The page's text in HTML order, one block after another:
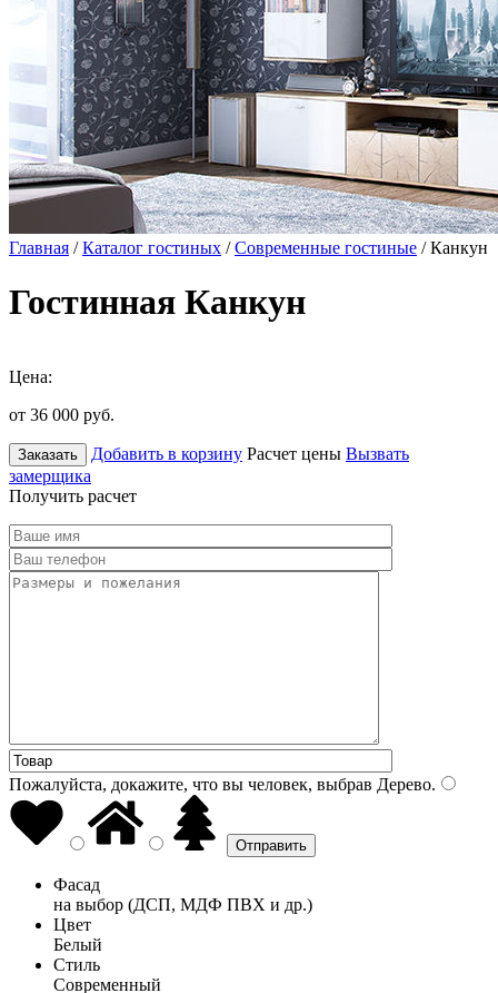
Главная /Каталог гостиных /Современные гостиные / Канкун
Гостинная Канкун
Цена:
от 36 000 руб.
Заказать Добавить в корзину Расчет цены Вызвать
замерщика
Получить расчет
Пожалуйста, докажите, что вы человек, выбрав Дерево.
Фасад
на выбор (ДСП, МДФ ПВХ и др.)
Цвет
Белый
Стиль
Современный